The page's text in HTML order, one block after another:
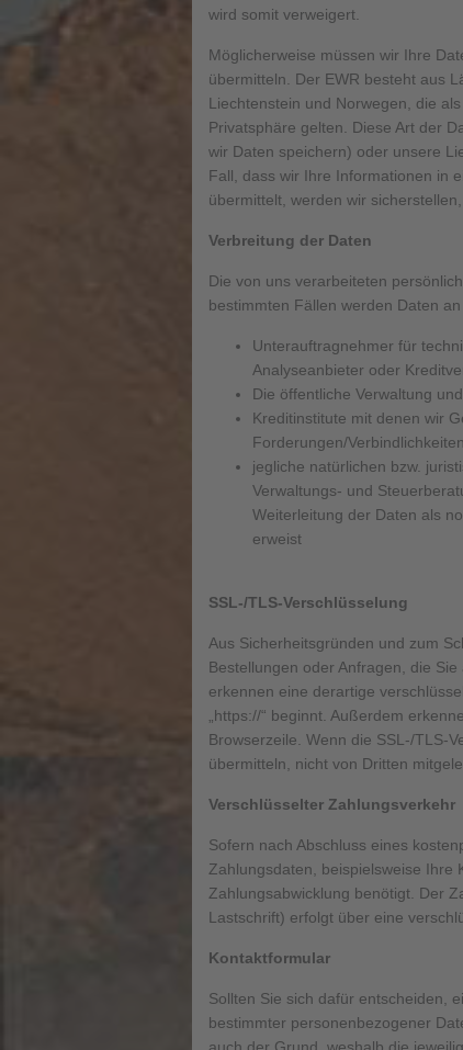
wird somit verweigert.
Möglicherweise müssen wir Ihre
übermitteln. Der EWR besteht aus
Liechtenstein und Norwegen, die
Privatsphäre gelten. Diese Art der
wir Daten speichern) oder unsere
Fall, dass wir Ihre Informationen in
übermittelt, werden wir
Verbreitung der Daten
Die von uns verarbeiteten
bestimmten Fällen werden Daten
Unterauftragnehmer für
Analyseanbieter oder
Die öffentliche Verwaltung
Kreditinstitute mit denen wir
Forderungen/
jegliche natürlichen bzw.
Verwaltungs- und
Weiterleitung der Daten als
erweist
SSL-/TLS-Verschlüsselung
Aus Sicherheitsgründen und zum
Bestellungen oder Anfragen, die
erkennen eine derartige
„https://“ beginnt. Außerdem
Browserzeile. Wenn die SSL-/TLS-
übermitteln, nicht von Dritten
Verschlüsselter Zahlungsverkehr
Sofern nach Abschluss eines
Zahlungsdaten, beispielsweise Ihre
Zahlungsabwicklung benötigt. Der
Lastschrift) erfolgt über eine
Kontaktformular
Sollten Sie sich dafür entscheiden,
bestimmter personenbezogener